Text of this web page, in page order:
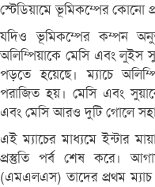
স্টেডিয়ামে ভূমিকম্পের কোনো
যদিও ভূমিকম্পের কম্পন
অলিম্পিয়াকে মেসি এবং লুইস
পড়তে হয়েছে। ম্যাচে
পরাজিত হয়। মেসি এবং
এবং মেসি আরও দুটি গোলে
এই ম্যাচের মাধ্যমে ইন্টার
প্রস্তুতি পর্ব শেষ করে।
(এমএলএস) তাদের প্রথম